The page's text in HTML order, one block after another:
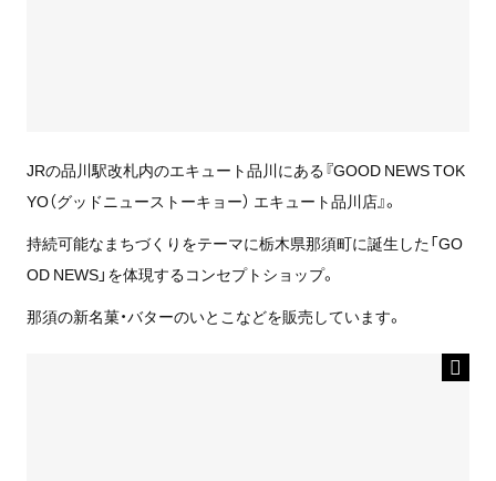
JRの品川駅改札内のエキュート品川にある『GOOD NEWS TOK
YO（グッドニューストーキョー） エキュート品川店』。
持続可能なまちづくりをテーマに栃木県那須町に誕生した「GO
OD NEWS」を体現するコンセプトショップ。
那須の新名菓・バターのいとこなどを販売しています。